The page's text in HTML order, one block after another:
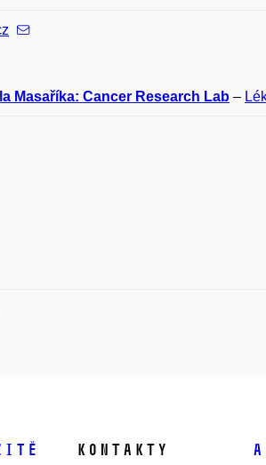
Masaříka: Cancer Research Lab –
Kontakty